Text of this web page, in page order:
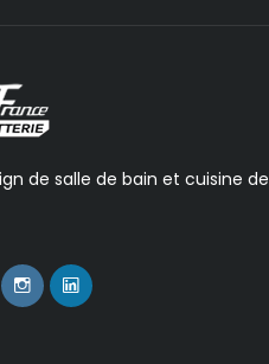
de salle de bain et cuisine de